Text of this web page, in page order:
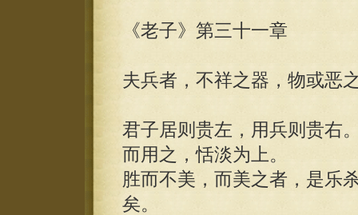
《老子》第三十一章
夫兵者，不祥之器，物或恶
君子居则贵左，用兵则贵右
而用之，恬淡为上。
胜而不美，而美之者，是乐
矣。